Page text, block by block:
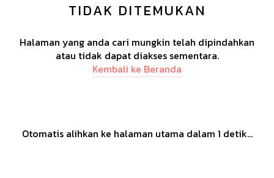
TIDAK DITEMUKAN
Halaman yang anda cari mungkin telah dipindahkan
atau tidak dapat diakses sementara.
Kembali ke Beranda
Otomatis alihkan ke halaman utama dalam 1 detik...